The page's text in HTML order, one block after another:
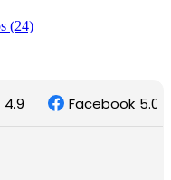
4.9 Facebook 5.0